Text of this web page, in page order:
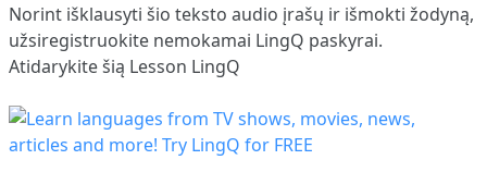
Norint išklausyti šio teksto audio įrašų ir išmokti žodyną,
užsiregistruokite nemokamai LingQ paskyrai.
Atidarykite šią Lesson LingQ